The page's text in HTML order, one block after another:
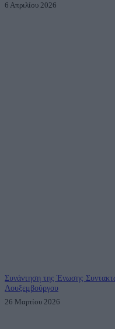
6 Απριλίου 2026
Συνάντηση της Ένωσης
Λουξεμβούργου
26 Μαρτίου 2026